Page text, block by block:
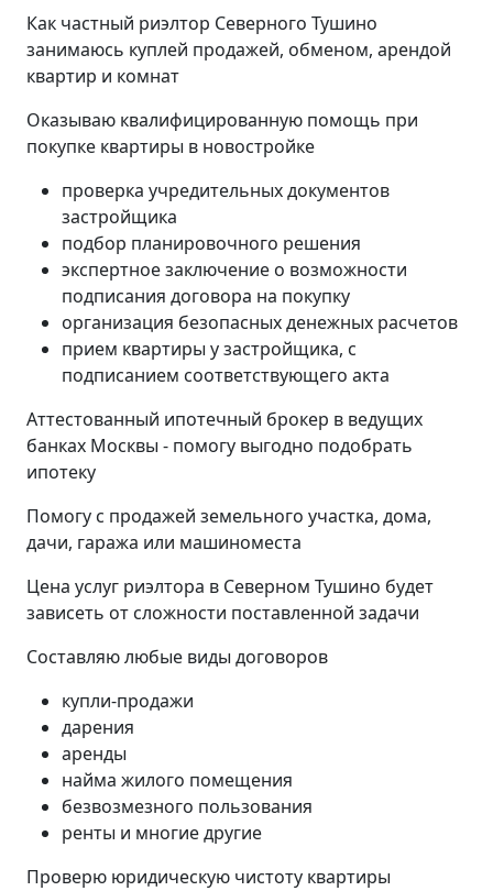
Как частный риэлтор Северного Тушино
занимаюсь куплей продажей, обменом, арендой
квартир и комнат
Оказываю квалифицированную помощь при
покупке квартиры в новостройке
проверка учредительных документов
застройщика
подбор планировочного решения
экспертное заключение о возможности
подписания договора на покупку
организация безопасных денежных расчетов
прием квартиры у застройщика, с
подписанием соответствующего акта
Аттестованный ипотечный брокер в ведущих
банках Москвы - помогу выгодно подобрать
ипотеку
Помогу с продажей земельного участка, дома,
дачи, гаража или машиноместа
Цена услуг риэлтора в Северном Тушино будет
зависеть от сложности поставленной задачи
Составляю любые виды договоров
купли-продажи
дарения
аренды
найма жилого помещения
безвозмезного пользования
ренты и многие другие
Проверю юридическую чистоту квартиры